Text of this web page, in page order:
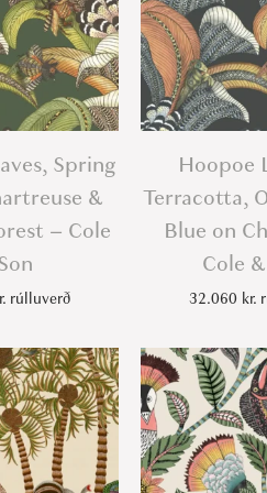
Spring
&
– Cole
rúlluverð
Hoopoe
Terracotta,
Blue on
Cole
32.060 kr.